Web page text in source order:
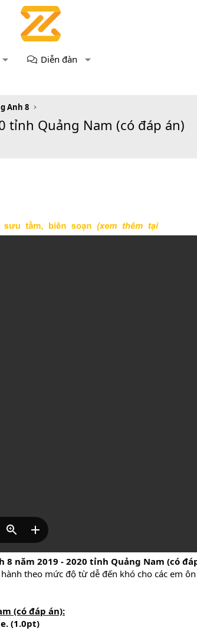
Diễn đàn
Anh 8
tỉnh Quảng Nam (có đáp án)
năm 2019 - 2020 tỉnh Quảng Nam (có
theo mức độ từ dễ đến khó cho các em
(có đáp án):
(1.0pt)